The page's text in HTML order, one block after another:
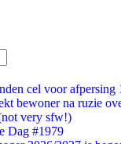
cel voor afpersing
bewoner na ruzie
very sfw!)
Dag #1979